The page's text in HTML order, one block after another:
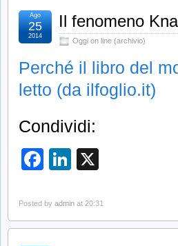
Il fenomeno
Oggi on line (archivio)
Ago
25
2014
Perché il libro del
letto (da ilfoglio.it)
Condividi:
Facebook
LinkedIn
Posted by admin at 20:31